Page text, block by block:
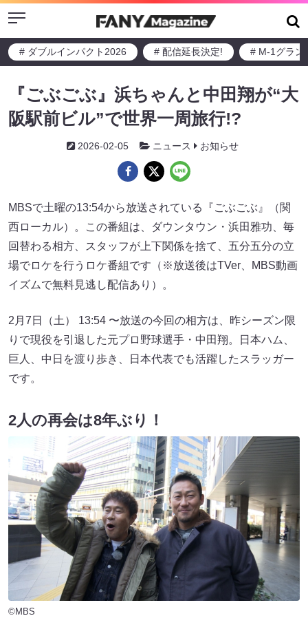
Menu
# ダブルインパクト2026 # 配信延長決定! # M-1グラン
『ごぶごぶ』浜ちゃんと中田翔が“大
阪駅前ビル”で世界一周旅行!?
2026-02-05 ニュース お知らせ
MBSで土曜の13:54から放送されている『ごぶごぶ』（関
西ローカル）。この番組は、ダウンタウン・浜田雅功、毎
回替わる相方、スタッフが上下関係を捨て、五分五分の立
場でロケを行うロケ番組です（※放送後はTVer、MBS動画
イズムで無料見逃し配信あり）。
2月7日（土） 13:54 〜放送の今回の相方は、昨シーズン限
りで現役を引退した元プロ野球選手・中田翔。日本ハム、
巨人、中日を渡り歩き、日本代表でも活躍したスラッガー
です。
2人の再会は8年ぶり！
©MBS